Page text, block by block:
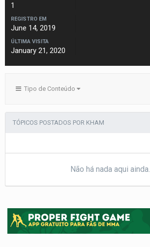
1
REGISTRO EM
June 14, 2019
ÚLTIMA VISITA
January 21, 2020
Tipo de Conteúdo
TÓPICOS POSTADOS POR KHAM
Não há nada aqui ainda.